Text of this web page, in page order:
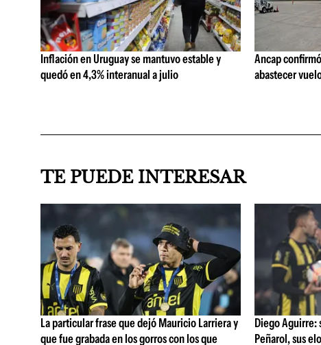
Inflación en Uruguay se mantuvo estable y
quedó en 4,3% interanual a julio
Ancap
abastecer
TE PUEDE INTERESAR
La particular frase que dejó Mauricio Larriera y
que fue grabada en los gorros con los que
Diego Aguirre:
Peñarol, sus